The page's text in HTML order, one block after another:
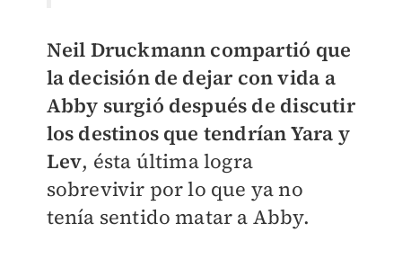
Neil Druckmann compartió que
la decisión de dejar con vida a
Abby surgió después de discutir
los destinos que tendrían Yara y
Lev, ésta última logra
sobrevivir por lo que ya no
tenía sentido matar a Abby.